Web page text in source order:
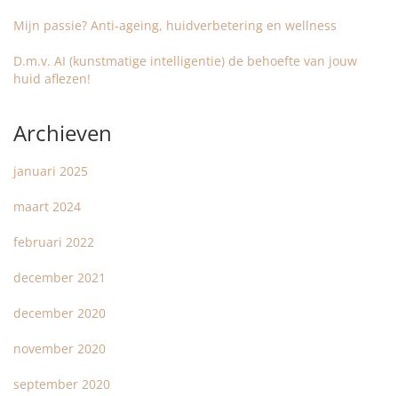
Mijn passie? Anti-ageing, huidverbetering en wellness
D.m.v. AI (kunstmatige intelligentie) de behoefte van jouw
huid aflezen!
Archieven
januari 2025
maart 2024
februari 2022
december 2021
december 2020
november 2020
september 2020